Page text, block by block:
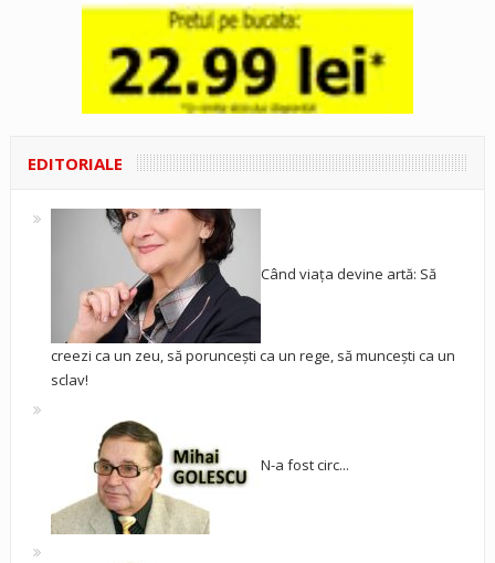
EDITORIALE
Când viața devine artă: Să
creezi ca un zeu, să poruncești ca un rege, să muncești ca un
sclav!
N-a fost circ...